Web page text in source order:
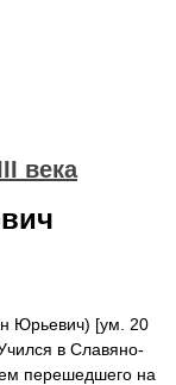
века
Юрьевич) [ум. 20
в Славяно-
перешедшего на